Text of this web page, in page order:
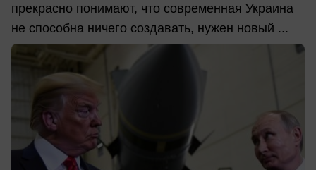
прекрасно понимают, что современная Украина
не способна ничего создавать, нужен новый ...